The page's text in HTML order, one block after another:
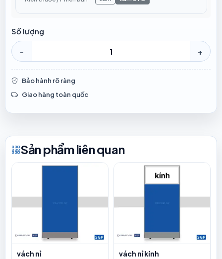
Số lượng
- +
Bảo hành rõ ràng
Giao hàng toàn quốc
Sản phẩm liên quan
vách nỉ vách nỉ kính